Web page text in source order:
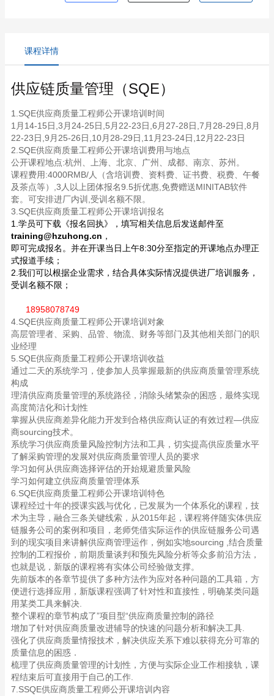
课程详情
供应链质量管理（SQE）
1.SQE供应商质量工程师公开课培训时间
1月14-15日,3月24-25日,5月22-23日,6月27-28日,7月28-29日,8月
22-23日,9月25-26日,10月28-29日,11月23-24日,12月22-23日
2.SQE供应商质量工程师公开课培训费用与地点
公开课程地点:杭州、上海、北京、广州、成都、南京、苏州。
课程费用:4000RMB/人（含培训费、资料费、证书费、税费、午餐
及茶点等）,3人以上团体报名9.5折优惠,免费赠送MINITAB软件
套。可安排进厂内训,受训名额不限。
3.SQE供应商质量工程师公开课培训报名
1.学员可下载《报名回执》，填写相关信息后发送邮件至
training@hzuhong.cn ，
即可完成报名。并在开课当日上午8:30分至指定的开课地点办理正
式报道手续；
2.我们可以根据企业需求，结合具体实际情况提供进厂培训服务，
受训名额不限；
18958078749
4.SQE供应商质量工程师公开课培训对象
高层管理者、采购、品管、物流、财务等部门及其他相关部门的职
业经理
5.SQE供应商质量工程师公开课培训收益
通过二天的系统学习，使参加人员掌握最新的供应商质量管理系统
构成
理清供应商质量管理的系统路径，消除头绪繁杂的困惑，最终实现
高度简洁化和计划性
掌握从供应商差异化能力开发到合格供应商认证的有效过程—供应
商sourcing技术。
系统学习供应商质量风险控制方法和工具，切实提高供应质量水平
了解采购管理的发展对供应商质量管理人员的要求
学习如何从供应商选择评估的开始规避质量风险
学习如何建立供应商质量管理体系
6.SQE供应商质量工程师公开课培训特色
课程经过十年的授课实践与优化，已发展为一个体系化的课程，技
术为主导，融合三条关键线索，从2015年起，课程将伴随实体供应
链服务公司的案例和项目，老师凭借实际运作的供应链服务公司遇
到的现实项目来讲解供应商管理运作，例如实地sourcing ,结合质量
控制的工程报价，前期质量谈判和预先风险分析等众多前沿方法，
也就是说，新版的课程将有实体公司经验做支撑。
先前版本的各章节提供了多种方法作为应对各种问题的工具箱，方
便进行选择应用，新版课程强调了针对性和直接性，明确某类问题
用某类工具来解决.
整个课程的章节构成了”项目型“供应商质量控制的路径
增加了针对供应商质量改进辅导的快速的问题分析和解决工具.
强化了供应商质量情报技术，解决供应关系下难以获得充分可靠的
质量信息的困惑．
梳理了供应商质量管理的计划性，方便与实际企业工作相接轨，课
程结束后可直接用于自己的工作.
7.SSQE供应商质量工程师公开课培训内容